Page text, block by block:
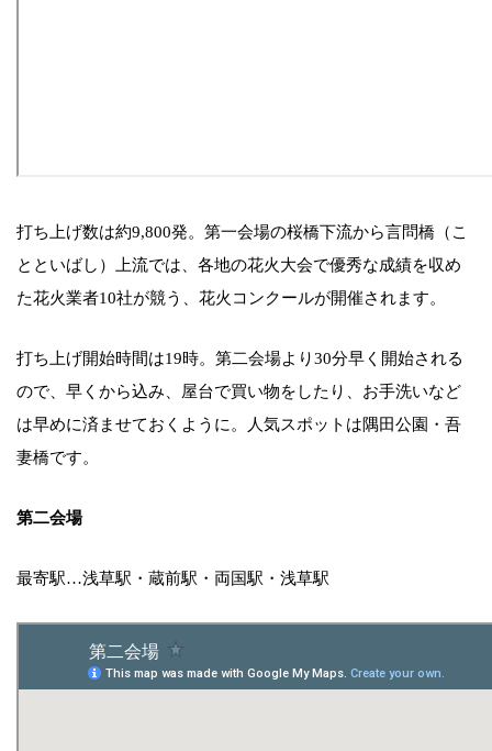
打ち上げ数は約9,800発。第一会場の桜橋下流から言問橋（こ
とといばし）上流では、各地の花火大会で優秀な成績を収め
た花火業者10社が競う、花火コンクールが開催されます。
打ち上げ開始時間は19時。第二会場より30分早く開始される
ので、早くから込み、屋台で買い物をしたり、お手洗いなど
は早めに済ませておくように。人気スポットは隅田公園・吾
妻橋です。
第二会場
最寄駅…浅草駅・蔵前駅・両国駅・浅草駅